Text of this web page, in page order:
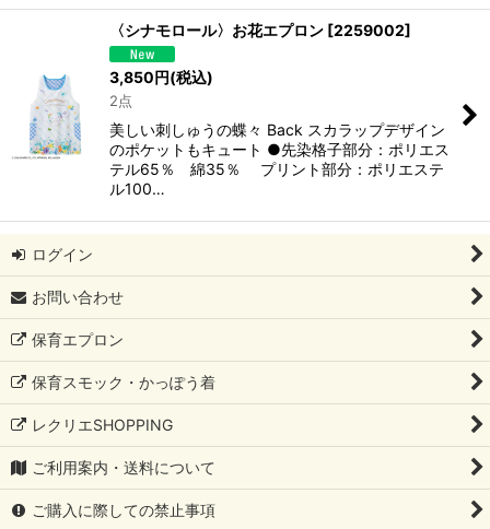
〈シナモロール〉お花エプロン [2259002]
3,850 円(税込)
2点
美しい刺しゅうの蝶々 Back スカラップデザイン
のポケットもキュート ●先染格子部分：ポリエス
テル65％ 綿35％ プリント部分：ポリエステ
ル100…
ログイン
お問い合わせ
保育エプロン
保育スモック・かっぽう着
レクリエSHOPPING
ご利用案内・送料について
ご購入に際しての禁止事項